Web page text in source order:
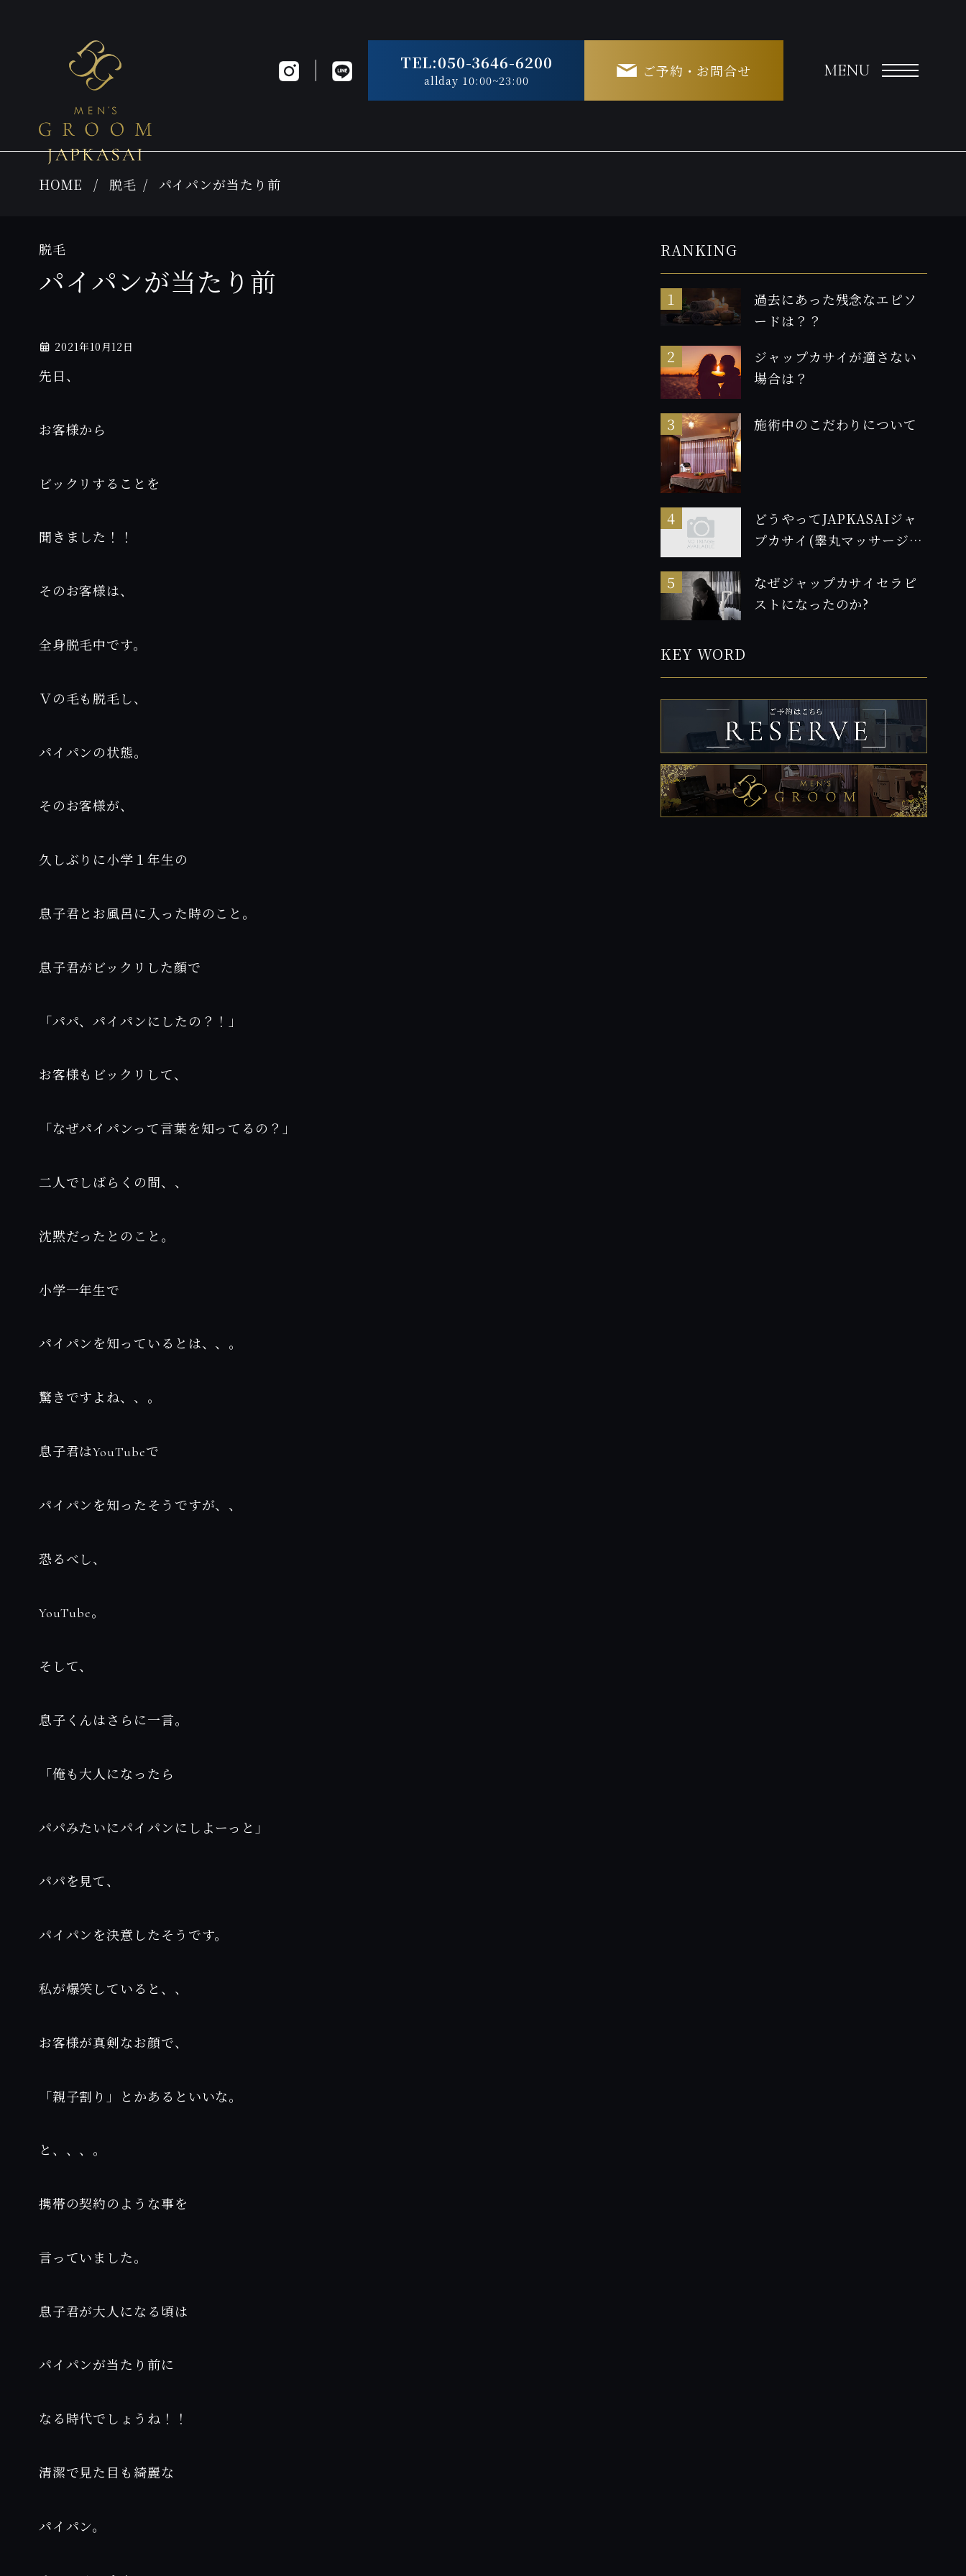
TEL:050-3646-6200
allday 10:00~23:00
ご予約・お問合せ MENU
HOME 脱毛 パイパンが当たり前
脱毛
パイパンが当たり前
2021年10月12日
先日、
お客様から
ビックリすることを
聞きました！！
そのお客様は、
全身脱毛中です。
Ｖの毛も脱毛し、
パイパンの状態。
そのお客様が、
久しぶりに小学１年生の
息子君とお風呂に入った時のこと。
息子君がビックリした顔で
「パパ、パイパンにしたの？！」
お客様もビックリして、
「なぜパイパンって言葉を知ってるの？」
二人でしばらくの間、、
沈黙だったとのこと。
小学一年生で
パイパンを知っているとは、、。
驚きですよね、、。
息子君はYouTubeで
パイパンを知ったそうですが、、
恐るべし、
YouTube。
そして、
息子くんはさらに一言。
「俺も大人になったら
パパみたいにパイパンにしよーっと」
パパを見て、
パイパンを決意したそうです。
私が爆笑していると、、
お客様が真剣なお顔で、
「親子割り」とかあるといいな。
と、、、。
携帯の契約のような事を
言っていました。
息子君が大人になる頃は
パイパンが当たり前に
なる時代でしょうね！！
清潔で見た目も綺麗な
パイパン。
RANKING
過去にあった残念なエピソ
ードは？？
ジャップカサイが適さない
場合は？
施術中のこだわりについて
どうやってJAPKASAIジャ
プカサイ(睾丸マッサージ)
なぜジャップカサイセラピ
ストになったのか?
KEY WORD